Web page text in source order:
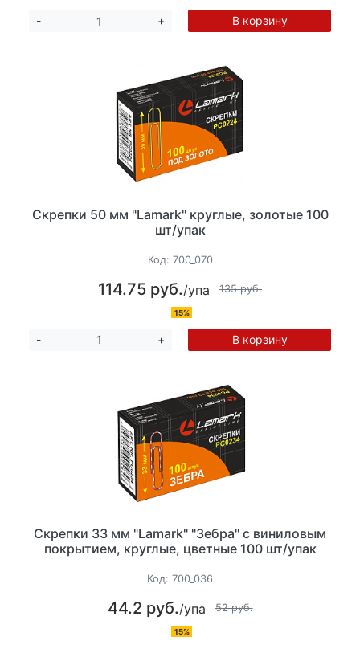
- + В корзину
Скрепки 50 мм "Lamark" круглые, золотые 100
шт/упак
Код: 700_070
114.75 руб./упа 135 руб.
15%
- + В корзину
Скрепки 33 мм "Lamark" "Зебра" с виниловым
покрытием, круглые, цветные 100 шт/упак
Код: 700_036
44.2 руб./упа 52 руб.
15%